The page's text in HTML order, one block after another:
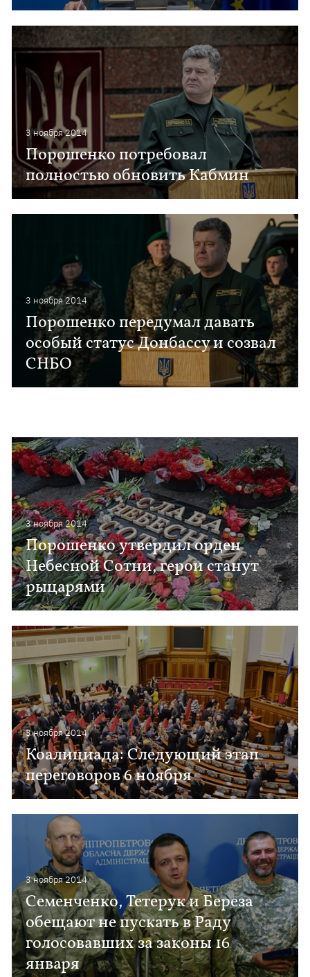
3 ноября 2014
Порошенко потребовал
полностью обновить Кабмин
3 ноября 2014
Порошенко передумал давать
особый статус Донбассу и созвал
СНБО
3 ноября 2014
Порошенко утвердил орден
Небесной Сотни, герои станут
рыцарями
3 ноября 2014
Коалициада: Следующий этап
переговоров 6 ноября
3 ноября 2014
Семенченко, Тетерук и Береза
обещают не пускать в Раду
голосовавших за законы 16
января